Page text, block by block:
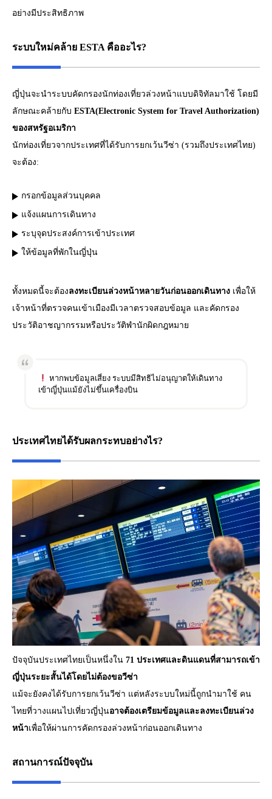
อย่างมีประสิทธิภาพ
ระบบใหม่คล้าย ESTA คืออะไร?
ญี่ปุ่นจะนำระบบคัดกรองนักท่องเที่ยวล่วงหน้าแบบดิจิทัลมาใช้ โดยมี
ลักษณะคล้ายกับ ESTA(Electronic System for Travel Authorization)
ของสหรัฐอเมริกา
นักท่องเที่ยวจากประเทศที่ได้รับการยกเว้นวีซ่า (รวมถึงประเทศไทย)
จะต้อง:
กรอกข้อมูลส่วนบุคคล
แจ้งแผนการเดินทาง
ระบุจุดประสงค์การเข้าประเทศ
ให้ข้อมูลที่พักในญี่ปุ่น
ทั้งหมดนี้จะต้องลงทะเบียนล่วงหน้าหลายวันก่อนออกเดินทาง เพื่อให้
เจ้าหน้าที่ตรวจคนเข้าเมืองมีเวลาตรวจสอบข้อมูล และคัดกรอง
ประวัติอาชญากรรมหรือประวัติพำนักผิดกฎหมาย
หากพบข้อมูลเสี่ยง ระบบมีสิทธิไม่อนุญาตให้เดินทาง
เข้าญี่ปุ่นแม้ยังไม่ขึ้นเครื่องบิน
ประเทศไทยได้รับผลกระทบอย่างไร?
ปัจจุบันประเทศไทยเป็นหนึ่งใน 71 ประเทศและดินแดนที่สามารถเข้า
ญี่ปุ่นระยะสั้นได้โดยไม่ต้องขอวีซ่า
แม้จะยังคงได้รับการยกเว้นวีซ่า แต่หลังระบบใหม่นี้ถูกนำมาใช้ คน
ไทยที่วางแผนไปเที่ยวญี่ปุ่นอาจต้องเตรียมข้อมูลและลงทะเบียนล่วง
หน้าเพื่อให้ผ่านการคัดกรองล่วงหน้าก่อนออกเดินทาง
สถานการณ์ปัจจุบัน